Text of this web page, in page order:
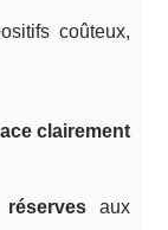
coûteux,
clairement
aux